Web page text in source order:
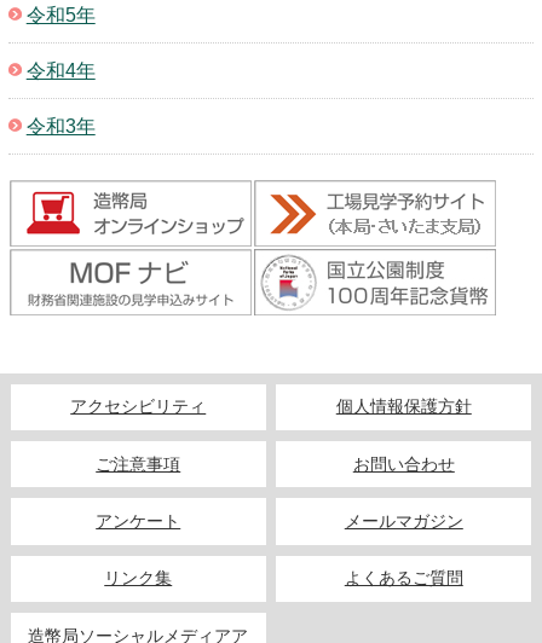
造幣局を楽しむ
造幣局製品を買う
キッズページ
公式SNS
令和5年
令和4年
令和3年
アクセシビリティ 個人情報保護方針
ご注意事項 お問い合わせ
アンケート メールマガジン
リンク集 よくあるご質問
造幣局ソーシャルメディアア